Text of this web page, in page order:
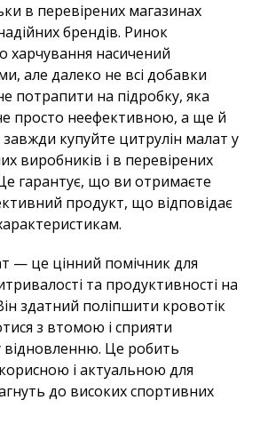
в перевірених магазинах
брендів. Ринок
харчування насичений
але далеко не всі добавки
потрапити на підробку, яка
просто неефективною, а ще й
купуйте цитрулін малат у
виробників і в перевірених
гарантує, що ви отримаєте
продукт, що відповідає
— це цінний помічник для
та продуктивності на
здатний поліпшити кровотік
з втомою і сприяти
Це робить
і актуальною для
до високих спортивних